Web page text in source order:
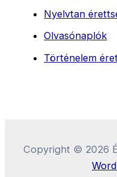
Nyelvtan
Olvasónaplók
Történelem
Copyright © 2026